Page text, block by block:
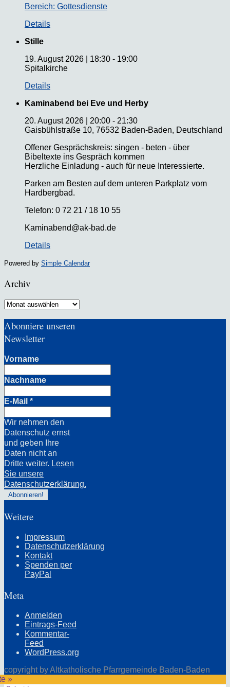
Bereich: Gottesdienste
Details
Stille
19. August 2026
18:30 - 19:00
Spitalkirche
Details
Kaminabend bei Eve und Herby
20. August 2026
20:00 - 21:30
Gaisbühlstraße 10, 76532 Baden-Baden, Deutschland
Offener Gesprächskreis: singen - beten - über
Bibeltexte ins Gespräch kommen
Herzliche Einladung - auch für neue Interessierte.
Parken am Besten auf dem unteren Parkplatz vom
Hardbergbad.
Telefon: 0 72 21 / 18 10 55
Kaminabend@ak-bad.de
Details
Powered by Simple Calendar
Archiv
Archiv
Abonniere unseren
Newsletter
Vorname
Nachname
E-Mail *
Wir nehmen den
Datenschutz ernst
und geben Ihre
Daten nicht an
Dritte weiter. Lesen
Sie unsere
Datenschutzerklärung.
Weitere
Impressum
Datenschutzerklärung
Kontakt
Spenden per
PayPal
Meta
Anmelden
Eintrags-Feed
Kommentar-
Feed
WordPress.org
copyright by Altkatholische Pfarrgemeinde Baden-Baden
»